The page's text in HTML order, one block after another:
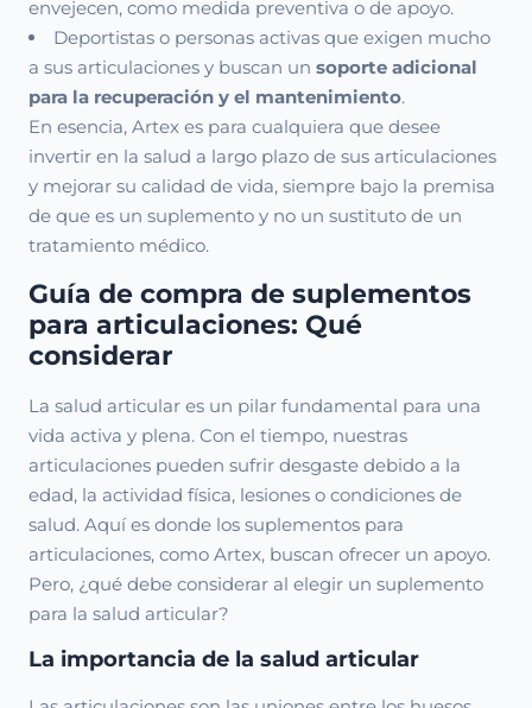
envejecen, como medida preventiva o de apoyo.
Deportistas o personas activas que exigen mucho
a sus articulaciones y buscan un soporte adicional
para la recuperación y el mantenimiento.
En esencia, Artex es para cualquiera que desee
invertir en la salud a largo plazo de sus articulaciones
y mejorar su calidad de vida, siempre bajo la premisa
de que es un suplemento y no un sustituto de un
tratamiento médico.
Guía de compra de suplementos
para articulaciones: Qué
considerar
La salud articular es un pilar fundamental para una
vida activa y plena. Con el tiempo, nuestras
articulaciones pueden sufrir desgaste debido a la
edad, la actividad física, lesiones o condiciones de
salud. Aquí es donde los suplementos para
articulaciones, como Artex, buscan ofrecer un apoyo.
Pero, ¿qué debe considerar al elegir un suplemento
para la salud articular?
La importancia de la salud articular